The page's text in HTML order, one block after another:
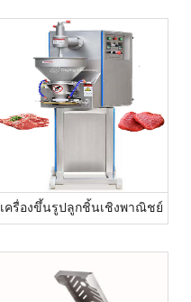
เครื่องขึ้นรูปลูกชิ้นเชิงพาณิชย์